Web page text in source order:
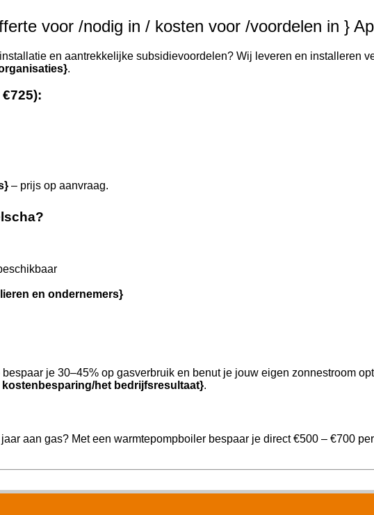
voor /nodig in / kosten voor /voordelen in }
en aantrekkelijke subsidievoordelen? Wij leveren en installeren
.
– prijs op aanvraag.
en ondernemers}
je 30–45% op gasverbruik en benut je jouw eigen zonnestroom
het bedrijfsresultaat}.
aan gas? Met een warmtepompboiler bespaar je direct €500 – €700